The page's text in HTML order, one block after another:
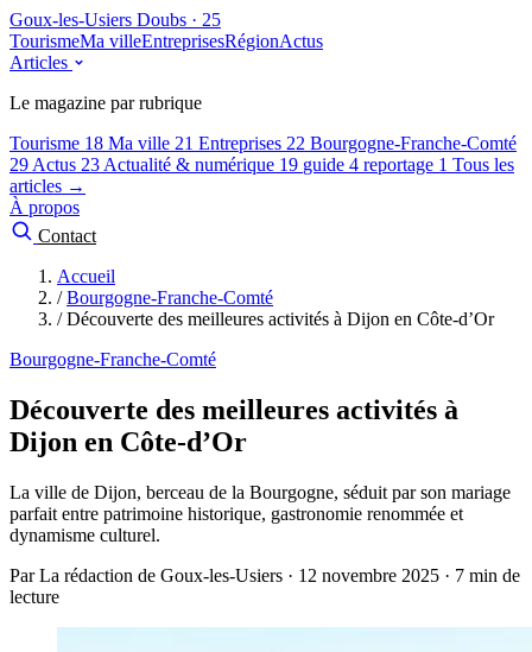
Goux-les-Usiers Doubs · 25
TourismeMa villeEntreprisesRégionActus
Articles
Le magazine par rubrique
Tourisme 18 Ma ville 21 Entreprises 22 Bourgogne-Franche-Comté
29 Actus 23 Actualité & numérique 19 guide 4 reportage 1 Tous les
articles →
À propos
Contact
Accueil
/ Bourgogne-Franche-Comté
/ Découverte des meilleures activités à Dijon en Côte-d’Or
Bourgogne-Franche-Comté
Découverte des meilleures activités à
Dijon en Côte-d’Or
La ville de Dijon, berceau de la Bourgogne, séduit par son mariage
parfait entre patrimoine historique, gastronomie renommée et
dynamisme culturel.
Par La rédaction de Goux-les-Usiers · 12 novembre 2025 · 7 min de
lecture